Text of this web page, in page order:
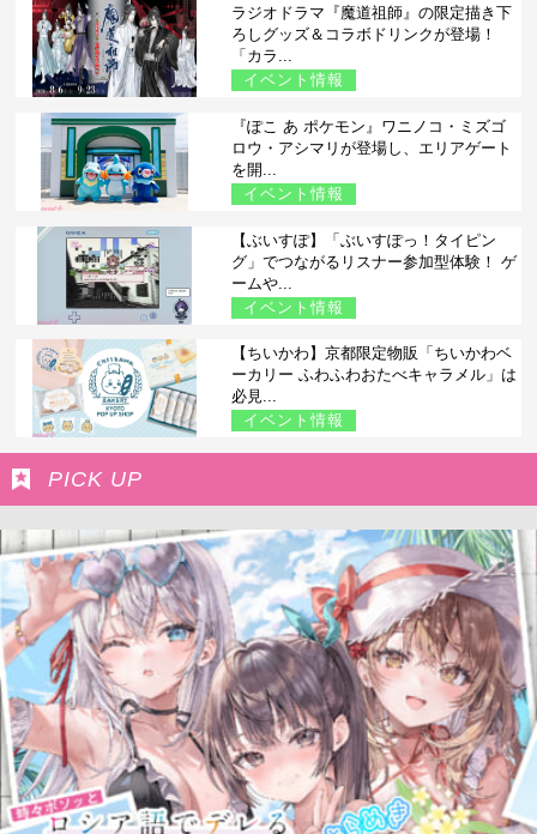
ラジオドラマ『魔道祖師』の限定描き下
ろしグッズ＆コラボドリンクが登場！
「カラ...
イベント情報
『ぽこ あ ポケモン』ワニノコ・ミズゴ
ロウ・アシマリが登場し、エリアゲート
を開...
イベント情報
【ぶいすぽ】「ぶいすぽっ！タイピン
グ」でつながるリスナー参加型体験！ ゲ
ームや...
イベント情報
【ちいかわ】京都限定物販「ちいかわベ
ーカリー ふわふわおたべキャラメル」は
必見...
イベント情報
PICK UP